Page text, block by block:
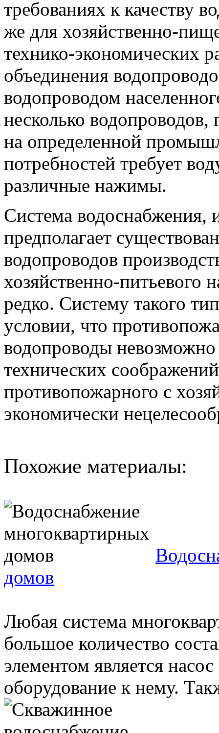
требованиях к качеству
же для хозяйственно-
технико-экономических
объединения
водопроводом
несколько
на определенной
потребностей требует
различные нажимы.
Система водоснабжения,
предполагает
водопроводов
хозяйственно-питьевого
редко. Систему такого
условии, что
водопроводы невозможно
технических
противопожарного с
экономически
Похожие материалы:
домов
Любая система
большое количество
элементом является
оборудование к нему.